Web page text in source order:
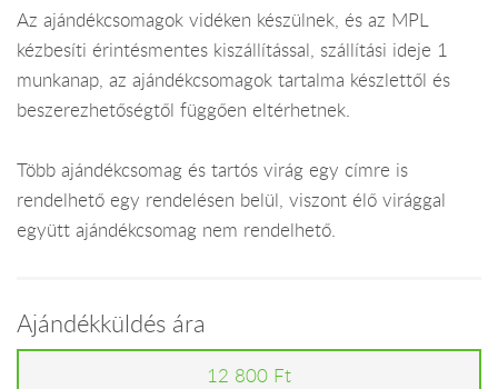
Az ajándékcsomagok vidéken készülnek, és az MPL
kézbesíti érintésmentes kiszállítással, szállítási ideje 1
munkanap, az ajándékcsomagok tartalma készlettől és
beszerezhetőségtől függően eltérhetnek.
Több ajándékcsomag és tartós virág egy címre is
rendelhető egy rendelésen belül, viszont élő virággal
együtt ajándékcsomag nem rendelhető.
Ajándékküldés ára
12 800 Ft